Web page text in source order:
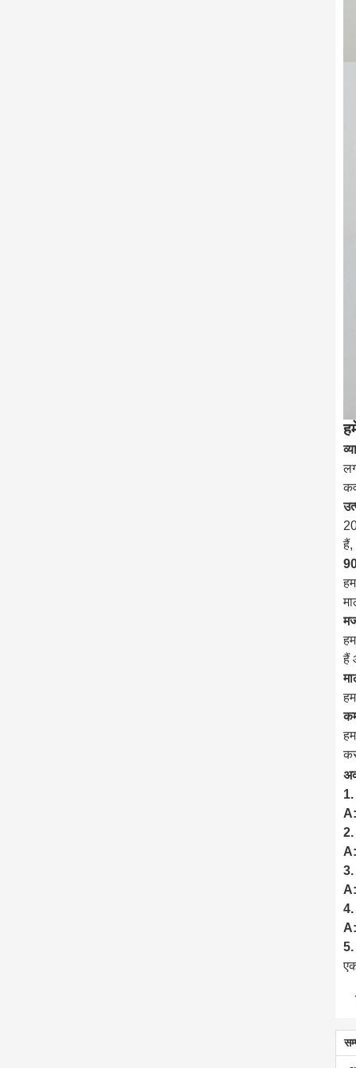
हैं,
हैं
1.
A:
2.
A:
3.
A:
4.
A:
5.